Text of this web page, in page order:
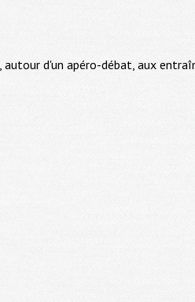
autour d'un apéro-débat, aux